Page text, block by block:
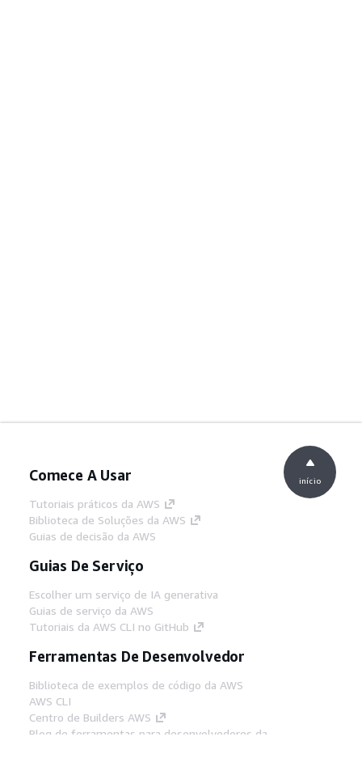
Comece A Usar
Tutoriais práticos da AWS
Biblioteca de Soluções da AWS
Guias de decisão da AWS
Guias De Serviço
Escolher um serviço de IA generativa
Guias de serviço da AWS
Tutoriais da AWS CLI no GitHub
Ferramentas De Desenvolvedor
Biblioteca de exemplos de código da AWS
AWS CLI
Centro de Builders AWS
Blog de ferramentas para desenvolvedores da
início